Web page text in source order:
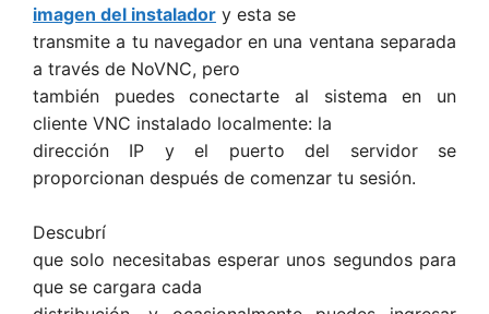
imagen del instalador y esta se
transmite a tu navegador en una ventana separada
a través de NoVNC, pero
también puedes conectarte al sistema en un
cliente VNC instalado localmente: la
dirección IP y el puerto del servidor se
proporcionan después de comenzar tu sesión.
Descubrí
que solo necesitabas esperar unos segundos para
que se cargara cada